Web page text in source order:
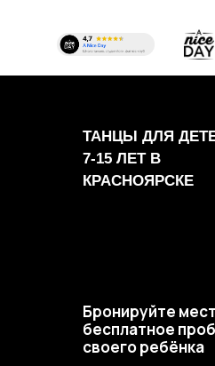
ТАНЦЫ ДЛЯ
7-15 ЛЕТ В
КРАСНОЯРСКЕ
Бронируйте
бесплатное
своего ребёнка